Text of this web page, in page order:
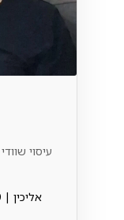
עיסוי
אליכין | 052-7777889 | מנחה במכללה⁩